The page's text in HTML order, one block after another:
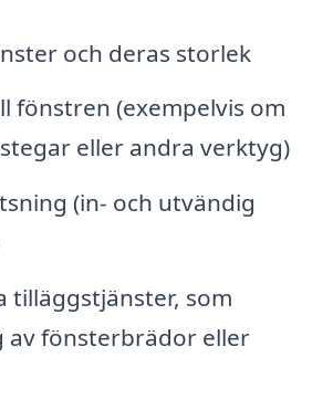
och deras storlek
fönstren (exempelvis om
eller andra verktyg)
(in- och utvändig
tilläggstjänster, som
av fönsterbrädor eller